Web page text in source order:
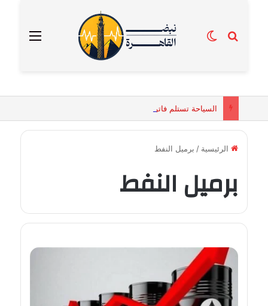
القائمة بحث عنالوضع المظلم
الرئيسية / برميل النفط
برميل النفط